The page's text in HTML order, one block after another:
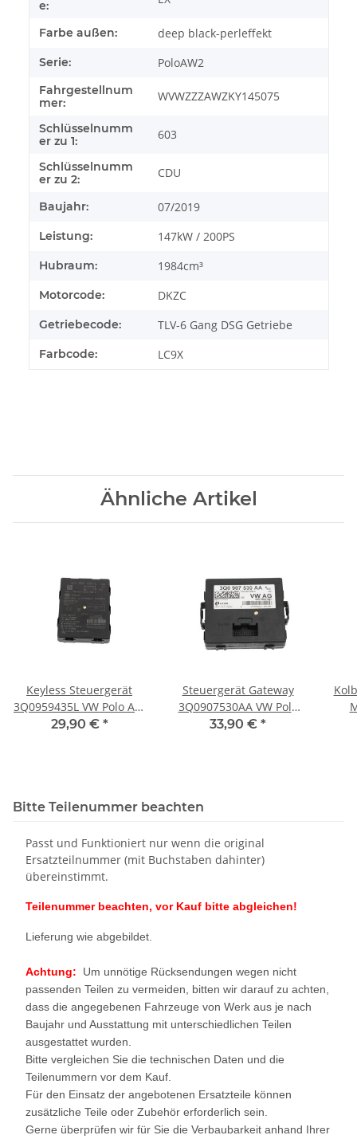
e:
Farbe außen: deep black-perleffekt
Serie: PoloAW2
Fahrgestellnum
mer:
WVWZZZAWZKY145075
Schlüsselnumm
er zu 1:
603
Schlüsselnumm
er zu 2:
CDU
Baujahr: 07/2019
Leistung: 147kW / 200PS
Hubraum: 1984cm³
Motorcode: DKZC
Getriebecode: TLV-6 Gang DSG Getriebe
Farbcode: LC9X
Ähnliche Artikel
Keyless Steuergerät
3Q0959435L VW Polo AW
Tiguan Golf 7 T-Roc Audi
29,90 € *
Steuergerät Gateway
3Q0907530AA VW Polo
AW Golf 7 Crafter Seat
33,90 € *
Bitte Teilenummer beachten
Passt und Funktioniert nur wenn die original
Ersatzteilnummer (mit Buchstaben dahinter)
übereinstimmt.
Teilenummer beachten, vor Kauf bitte abgleichen!
Lieferung wie abgebildet.
Achtung: Um unnötige Rücksendungen wegen nicht
passenden Teilen zu vermeiden, bitten wir darauf zu achten,
dass die angegebenen Fahrzeuge von Werk aus je nach
Baujahr und Ausstattung mit unterschiedlichen Teilen
ausgestattet wurden.
Bitte vergleichen Sie die technischen Daten und die
Teilenummern vor dem Kauf.
Für den Einsatz der angebotenen Ersatzteile können
zusätzliche Teile oder Zubehör erforderlich sein.
Gerne überprüfen wir für Sie die Verbaubarkeit anhand Ihrer